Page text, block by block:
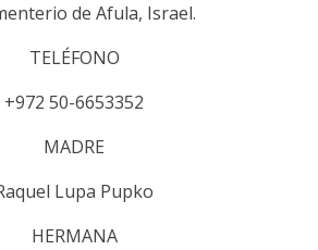
de Afula, Israel.
TELÉFONO
+972 50-6653352
MADRE
Lupa Pupko
HERMANA